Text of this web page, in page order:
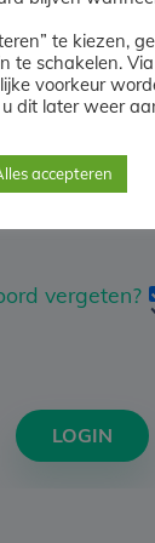
vergeten?
te kiezen,
te schakelen.
voorkeur
dit later weer
accepteren